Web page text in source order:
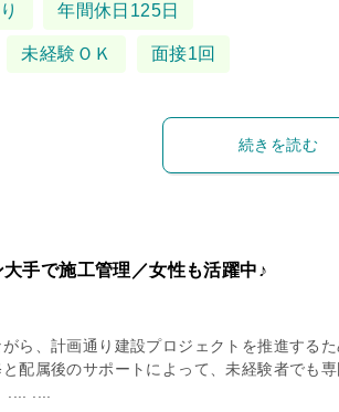
年間休日125日
未経験ＯＫ 面接1回
続きを読む
手で施工管理／女性も活躍中♪
ら、計画通り建設プロジェクトを推進する
配属後のサポートによって、未経験者でも
.... ....